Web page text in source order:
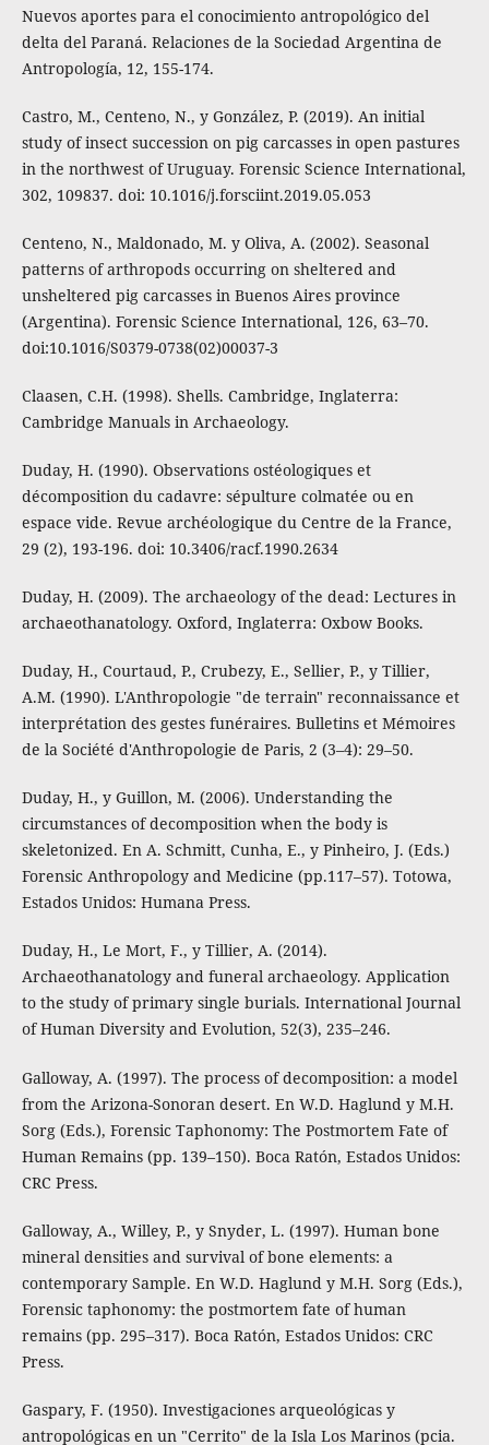
Nuevos aportes para el conocimiento antropológico del
delta del Paraná. Relaciones de la Sociedad Argentina de
Antropología, 12, 155-174.
Castro, M., Centeno, N., y González, P. (2019). An initial
study of insect succession on pig carcasses in open pastures
in the northwest of Uruguay. Forensic Science International,
302, 109837. doi: 10.1016/j.forsciint.2019.05.053
Centeno, N., Maldonado, M. y Oliva, A. (2002). Seasonal
patterns of arthropods occurring on sheltered and
unsheltered pig carcasses in Buenos Aires province
(Argentina). Forensic Science International, 126, 63–70.
doi:10.1016/S0379-0738(02)00037-3
Claasen, C.H. (1998). Shells. Cambridge, Inglaterra:
Cambridge Manuals in Archaeology.
Duday, H. (1990). Observations ostéologiques et
décomposition du cadavre: sépulture colmatée ou en
espace vide. Revue archéologique du Centre de la France,
29 (2), 193-196. doi: 10.3406/racf.1990.2634
Duday, H. (2009). The archaeology of the dead: Lectures in
archaeothanatology. Oxford, Inglaterra: Oxbow Books.
Duday, H., Courtaud, P., Crubezy, E., Sellier, P., y Tillier,
A.M. (1990). L'Anthropologie "de terrain" reconnaissance et
interprétation des gestes funéraires. Bulletins et Mémoires
de la Société d'Anthropologie de Paris, 2 (3–4): 29–50.
Duday, H., y Guillon, M. (2006). Understanding the
circumstances of decomposition when the body is
skeletonized. En A. Schmitt, Cunha, E., y Pinheiro, J. (Eds.)
Forensic Anthropology and Medicine (pp.117–57). Totowa,
Estados Unidos: Humana Press.
Duday, H., Le Mort, F., y Tillier, A. (2014).
Archaeothanatology and funeral archaeology. Application
to the study of primary single burials. International Journal
of Human Diversity and Evolution, 52(3), 235–246.
Galloway, A. (1997). The process of decomposition: a model
from the Arizona-Sonoran desert. En W.D. Haglund y M.H.
Sorg (Eds.), Forensic Taphonomy: The Postmortem Fate of
Human Remains (pp. 139–150). Boca Ratón, Estados Unidos:
CRC Press.
Galloway, A., Willey, P., y Snyder, L. (1997). Human bone
mineral densities and survival of bone elements: a
contemporary Sample. En W.D. Haglund y M.H. Sorg (Eds.),
Forensic taphonomy: the postmortem fate of human
remains (pp. 295–317). Boca Ratón, Estados Unidos: CRC
Press.
Gaspary, F. (1950). Investigaciones arqueológicas y
antropológicas en un "Cerrito" de la Isla Los Marinos (pcia.